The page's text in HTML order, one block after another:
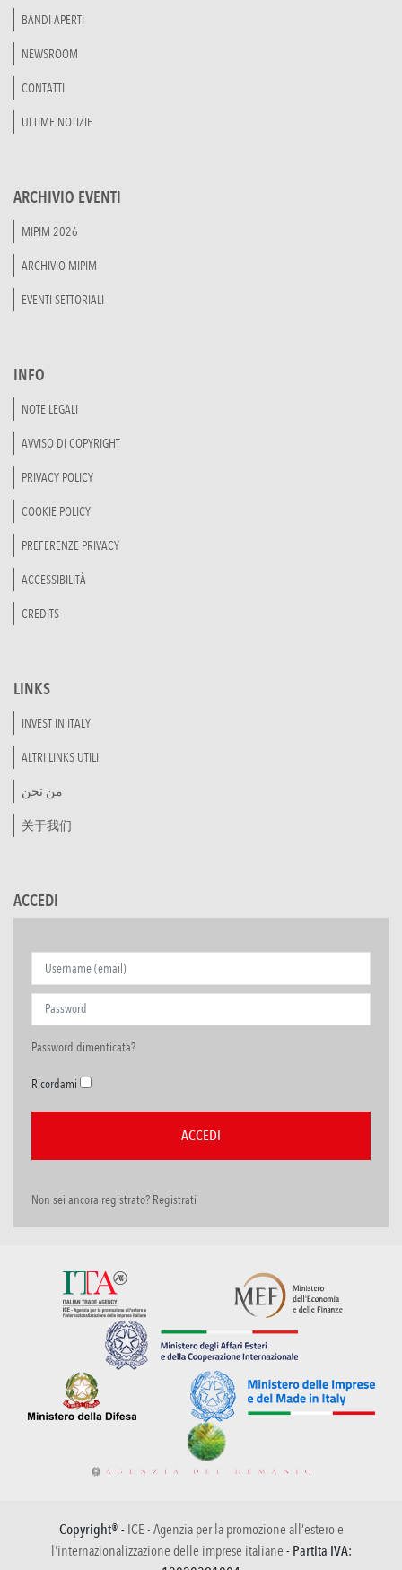
BANDI APERTI
NEWSROOM
CONTATTI
ULTIME NOTIZIE
ARCHIVIO EVENTI
MIPIM 2026
ARCHIVIO MIPIM
EVENTI SETTORIALI
INFO
NOTE LEGALI
AVVISO DI COPYRIGHT
PRIVACY POLICY
COOKIE POLICY
PREFERENZE PRIVACY
ACCESSIBILITÀ
CREDITS
LINKS
INVEST IN ITALY
ALTRI LINKS UTILI
من نحن
关于我们
ACCEDI
Password dimenticata?
Ricordami
Non sei ancora registrato? Registrati
Copyright® - ICE - Agenzia per la promozione all’estero e
l'internazionalizzazione delle imprese italiane - Partita IVA: